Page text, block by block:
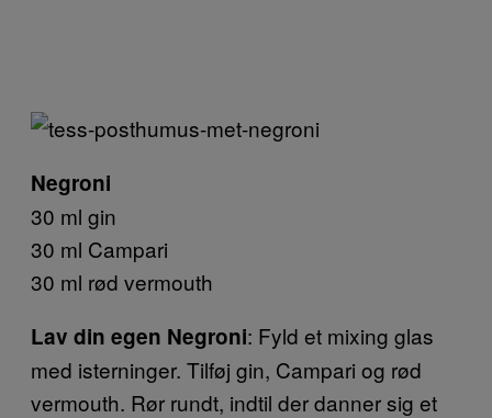
Negroni
30 ml gin
30 ml Campari
30 ml rød vermouth
Lav din egen Negroni: Fyld et mixing glas
med isterninger. Tilføj gin, Campari og rød
vermouth. Rør rundt, indtil der danner sig et